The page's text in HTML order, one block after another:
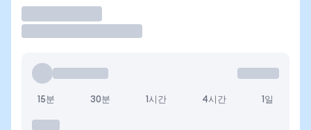
15분 30분 1시간 4시간 1일